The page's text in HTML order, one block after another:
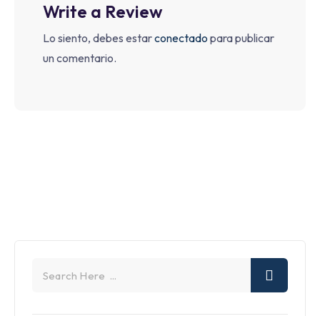
Write a Review
Lo siento, debes estarconectado para publicar
un comentario.